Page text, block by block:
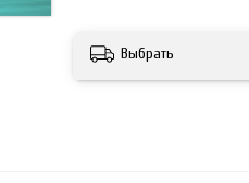
Выбрать